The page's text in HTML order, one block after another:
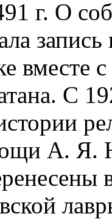
г. О
вместе
С
А. Я.